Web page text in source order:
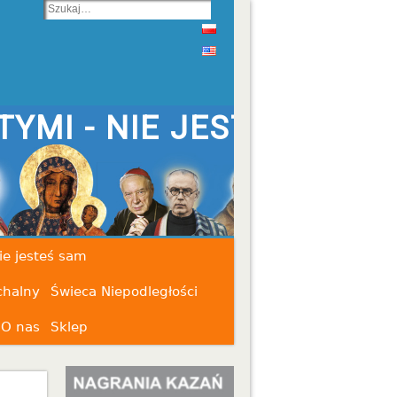
SAM
jesteś sam
Świeca Niepodległości
O nas Sklep